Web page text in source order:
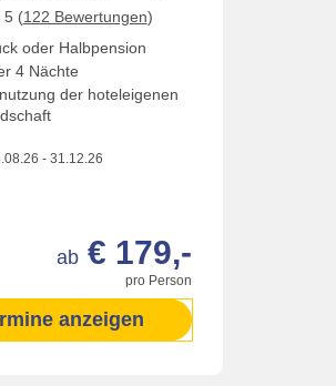
(122 Bewertungen)
oder Halbpension
4 Nächte
der hoteleigenen
- 31.12.26
pro Person
ab € 179,-
anzeigen